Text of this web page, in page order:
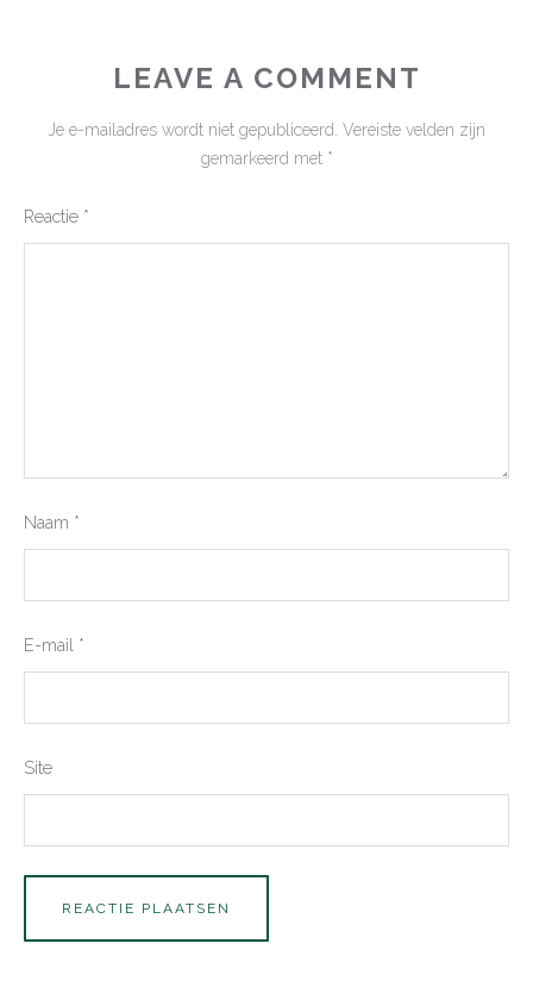
LEAVE A COMMENT
Je e-mailadres wordt niet gepubliceerd. Vereiste velden zijn
gemarkeerd met *
Reactie *
Naam *
E-mail *
Site